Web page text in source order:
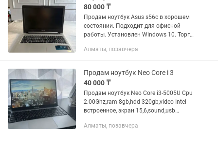
80 000 ₸
Продам ноутбук Asus s56c в хорошем
состоянии. Подходит для офисной
работы. Установлен Windows 10. Торг
хороший Экран: 15,6” Процессор: Intel
Алматы, позавчера
Продам ноутбук Neo Core i 3
40 000 ₸
Продам ноутбук Neo Core i3-5005U Cpu
2.00Ghz,ram 8gb,hdd 320gb,video Intel
встроенное, экран 15,6,sound,usb
хорошо,,win 10, родная зарядка,ноут в
Алматы, позавчера